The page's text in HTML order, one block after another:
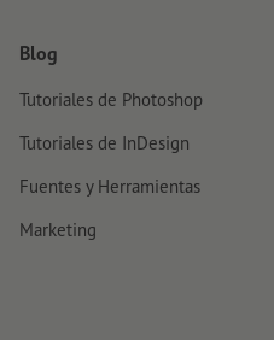
Blog
Tutoriales de Photoshop
Tutoriales de InDesign
Fuentes y Herramientas
Marketing